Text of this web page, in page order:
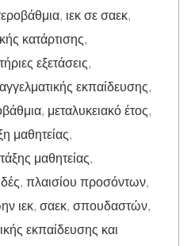
, ιεκ σε σαεκ,
κατάρτισης,
εξετάσεις,
εκπαίδευσης,
, μεταλυκειακό έτος,
μαθητείας,
μαθητείας,
, πλαισίου προσόντων,
ιεκ, σαεκ, σπουδαστών,
εκπαίδευσης και